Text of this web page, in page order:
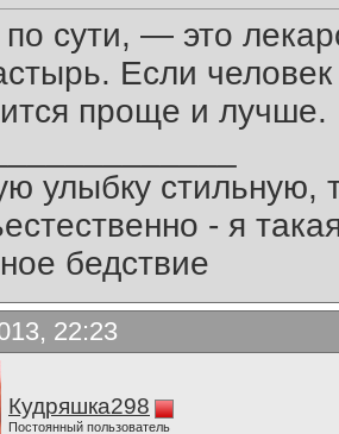
сути, — это
Если
проще и
улыбку стильную,
- я
бедствие
22:23
Кудряшка298
Постоянный пользователь